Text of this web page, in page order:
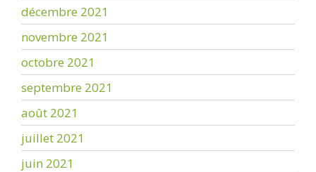
décembre 2021
novembre 2021
octobre 2021
septembre 2021
août 2021
juillet 2021
juin 2021